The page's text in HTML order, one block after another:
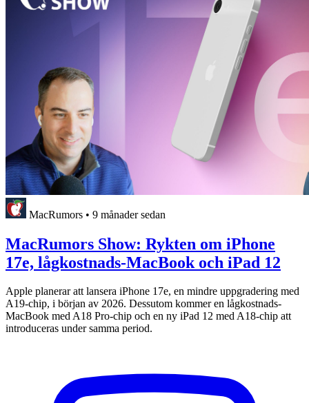
MacRumors • 9 månader sedan
MacRumors Show: Rykten om iPhone
17e, lågkostnads-MacBook och iPad 12
Apple planerar att lansera iPhone 17e, en mindre uppgradering med
A19-chip, i början av 2026. Dessutom kommer en lågkostnads-
MacBook med A18 Pro-chip och en ny iPad 12 med A18-chip att
introduceras under samma period.